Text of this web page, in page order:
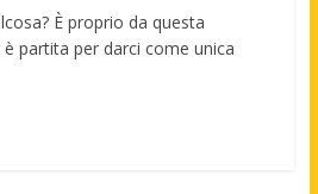
È proprio da questa
partita per darci come unica